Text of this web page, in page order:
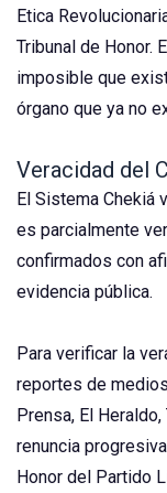
Etica
Tribunal de Honor.
imposible que
órgano que ya no
Veracidad del
El Sistema Chekiá
es parcialmente
confirmados con
evidencia pública.
Para verificar la
reportes de
Prensa, El
renuncia
Honor del Partido